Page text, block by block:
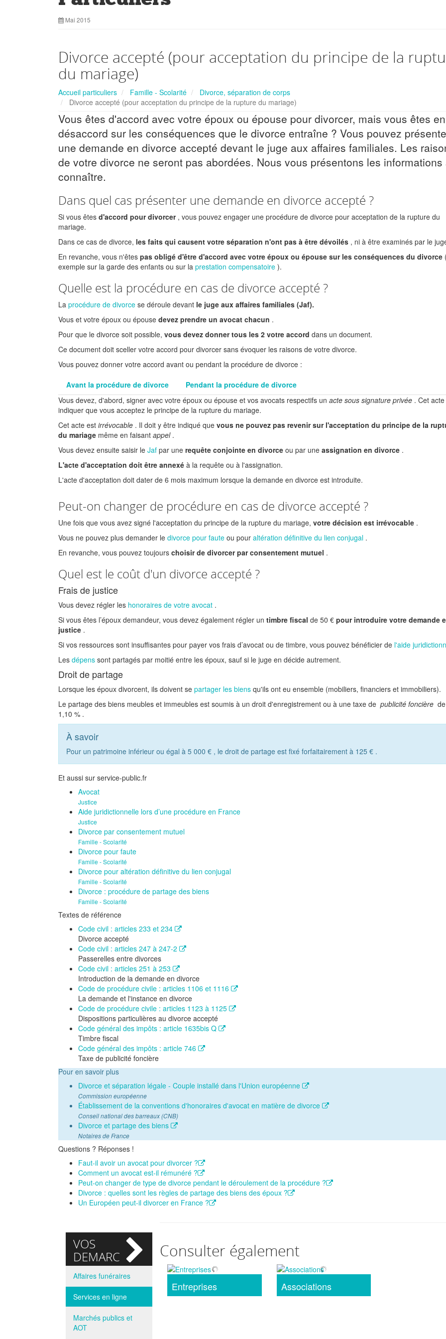
Mai 2015
Divorce accepté (pour acceptation du principe de la
du mariage)
Accueil particuliers Famille - Scolarité
Divorce, séparation de corps
Divorce accepté (pour acceptation du principe de la rupture du mariage)
Vous êtes d'accord avec votre époux ou épouse pour divorcer, mais vous êtes en
désaccord sur les conséquences que le divorce entraîne ? Vous pouvez
une demande en divorce accepté devant le juge aux affaires familiales. Les
de votre divorce ne seront pas abordées. Nous vous présentons les informations
connaître.
Dans quel cas présenter une demande en divorce accepté ?
Si vous êtes d'accord pour divorcer , vous pouvez engager une procédure de divorce pour acceptation de la rupture du
mariage.
Dans ce cas de divorce, les faits qui causent votre séparation n'ont pas à être dévoilés , ni à être examinés par le
En revanche, vous n'êtes pas obligé d'être d'accord avec votre époux ou épouse sur les conséquences du divorce
exemple sur la garde des enfants ou sur la prestation compensatoire ).
Quelle est la procédure en cas de divorce accepté ?
La procédure de divorce se déroule devant le juge aux affaires familiales (Jaf).
Vous et votre époux ou épouse devez prendre un avocat chacun .
Pour que le divorce soit possible, vous devez donner tous les 2 votre accord dans un document.
Ce document doit sceller votre accord pour divorcer sans évoquer les raisons de votre divorce.
Vous pouvez donner votre accord avant ou pendant la procédure de divorce :
Avant la procédure de divorce
Pendant la procédure de divorce
Vous devez, d'abord, signer avec votre époux ou épouse et vos avocats respectifs un acte sous signature privée . Cet
indiquer que vous acceptez le principe de la rupture du mariage.
Cet acte est irrévocable . Il doit y être indiqué que vous ne pouvez pas revenir sur l'acceptation du principe de la
du mariage même en faisant appel .
Vous devez ensuite saisir le Jaf par une requête conjointe en divorce ou par une assignation en divorce .
L'acte d'acceptation doit être annexé à la requête ou à l'assignation.
L'acte d'acceptation doit dater de 6 mois maximum lorsque la demande en divorce est introduite.
Peut-on changer de procédure en cas de divorce accepté ?
Une fois que vous avez signé l'acceptation du principe de la rupture du mariage, votre décision est irrévocable .
Vous ne pouvez plus demander le divorce pour faute ou pour altération définitive du lien conjugal .
En revanche, vous pouvez toujours choisir de divorcer par consentement mutuel .
Quel est le coût d'un divorce accepté ?
Frais de justice
Vous devez régler les honoraires de votre avocat .
Si vous êtes l’époux demandeur, vous devez également régler un timbre fiscal de 50 € pour introduire votre demande
justice .
Si vos ressources sont insuffisantes pour payer vos frais d’avocat ou de timbre, vous pouvez bénéficier de l'aide
Les dépens sont partagés par moitié entre les époux, sauf si le juge en décide autrement.
Droit de partage
Lorsque les époux divorcent, ils doivent se partager les biens qu'ils ont eu ensemble (mobiliers, financiers et immobiliers).
Le partage des biens meubles et immeubles est soumis à un droit d'enregistrement ou à une taxe de publicité foncière de
1,10 % .
À savoir
Pour un patrimoine inférieur ou égal à 5 000 € , le droit de partage est fixé forfaitairement à 125 € .
Et aussi sur service-public.fr
Avocat
Justice
Aide juridictionnelle lors d’une procédure en France
Justice
Divorce par consentement mutuel
Famille - Scolarité
Divorce pour faute
Famille - Scolarité
Divorce pour altération définitive du lien conjugal
Famille - Scolarité
Divorce : procédure de partage des biens
Famille - Scolarité
Textes de référence
Code civil : articles 233 et 234
Divorce accepté
Code civil : articles 247 à 247-2
Passerelles entre divorces
Code civil : articles 251 à 253
Introduction de la demande en divorce
Code de procédure civile : articles 1106 et 1116
La demande et l'instance en divorce
Code de procédure civile : articles 1123 à 1125
Dispositions particulières au divorce accepté
Code général des impôts : article 1635bis Q
Timbre fiscal
Code général des impôts : article 746
Taxe de publicité foncière
Pour en savoir plus
Divorce et séparation légale - Couple installé dans l'Union européenne
Commission européenne
Établissement de la conventions d'honoraires d'avocat en matière de divorce
Conseil national des barreaux (CNB)
Divorce et partage des biens
Notaires de France
Questions ? Réponses !
Faut-il avoir un avocat pour divorcer ?
Comment un avocat est-il rémunéré ?
Peut-on changer de type de divorce pendant le déroulement de la procédure ?
Divorce : quelles sont les règles de partage des biens des époux ?
Un Européen peut-il divorcer en France ?
VOS
DEMARCHES
Affaires funéraires
Services en ligne
Marchés publics et
AOT
Consulter également
Entreprises Associations